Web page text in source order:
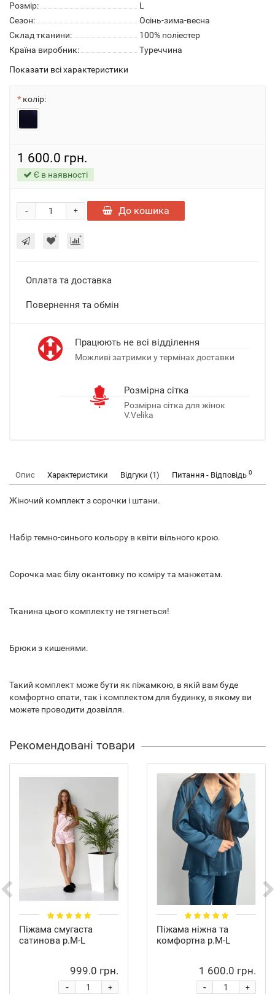
Розмір:
L
Сезон:
Осінь-зима-весна
Склад тканини:
100% поліестер
Країна виробник:
Туреччина
Показати всі характеристики
колір:
1 600.0 грн.
Є в наявності
+
- До кошика
Оплата та доставка
Повернення та обмін
Працюють не всі відділення
Можливі затримки у термінах доставки
Розмірна сітка
Розмірна сітка для жінок
V.Velika
Опис Характеристики Відгуки (1) Питання - Відповідь 0
Жіночий комплект з сорочки і штани.
Набір темно-синього кольору в квіти вільного крою.
Сорочка має білу окантовку по коміру та манжетам.
Тканина цього комплекту не тягнеться!
Брюки з кишенями.
Такий комплект може бути як піжамкою, в якій вам буде
комфортно спати, так і комплектом для будинку, в якому ви
можете проводити дозвілля.
Рекомендовані товари
Піжама смугаста
сатинова р.M-L
999.0 грн.
+
-
Піжама ніжна та
комфортна р.M-L
1 600.0 грн.
+
-